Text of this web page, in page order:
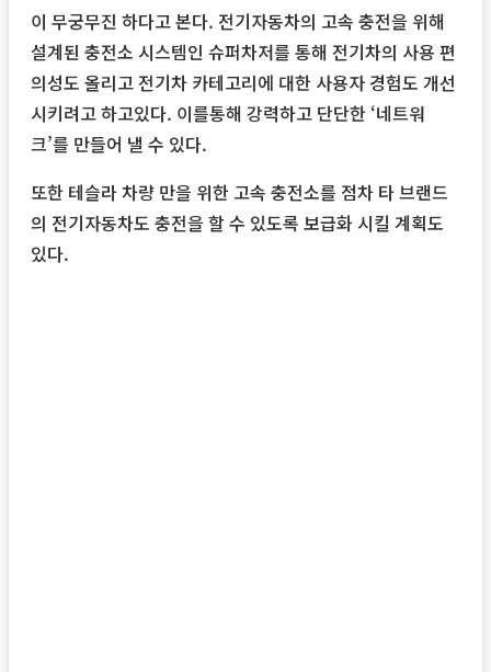
이 무궁무진 하다고 본다. 전기자동차의 고속 충전을 위해
설계된 충전소 시스템인 슈퍼차저를 통해 전기차의 사용 편
의성도 올리고 전기차 카테고리에 대한 사용자 경험도 개선
시키려고 하고있다. 이를통해 강력하고 단단한 ‘네트워
크’를 만들어 낼 수 있다.
또한 테슬라 차량 만을 위한 고속 충전소를 점차 타 브랜드
의 전기자동차도 충전을 할 수 있도록 보급화 시킬 계획도
있다.